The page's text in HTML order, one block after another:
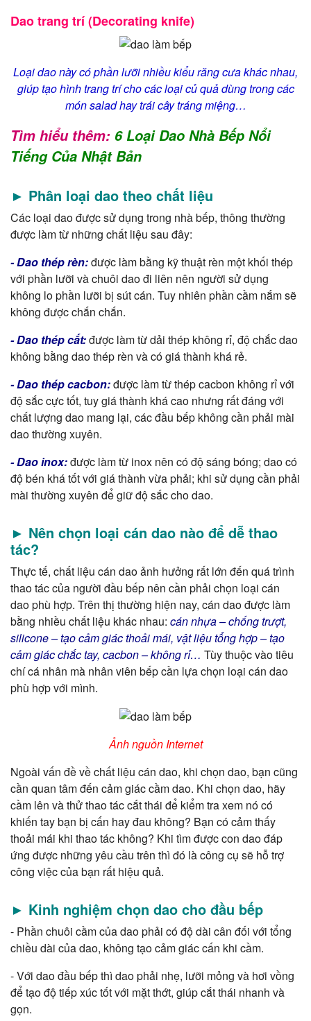
Dao trang trí (Decorating knife)
Loại dao này có phần lưỡi nhiều kiểu răng cưa khác nhau,
giúp tạo hình trang trí cho các loại củ quả dùng trong các
món salad hay trái cây tráng miệng…
Tìm hiểu thêm: 6 Loại Dao Nhà Bếp Nổi
Tiếng Của Nhật Bản
► Phân loại dao theo chất liệu
Các loại dao được sử dụng trong nhà bếp, thông thường
được làm từ những chất liệu sau đây:
- Dao thép rèn:được làm bằng kỹ thuật rèn một khối thép
với phần lưỡi và chuôi dao đi liên nên người sử dụng
không lo phần lưỡi bị sút cán. Tuy nhiên phần cầm nắm sẽ
không được chắn chắn.
- Dao thép cắt:được làm từ dải thép không rỉ, độ chắc dao
không bằng dao thép rèn và có giá thành khá rẻ.
- Dao thép cacbon:được làm từ thép cacbon không rỉ với
độ sắc cực tốt, tuy giá thành khá cao nhưng rất đáng với
chất lượng dao mang lại, các đầu bếp không cần phải mài
dao thường xuyên.
- Dao inox:được làm từ inox nên có độ sáng bóng; dao có
độ bén khá tốt với giá thành vừa phải; khi sử dụng cần phải
mài thường xuyên để giữ độ sắc cho dao.
► Nên chọn loại cán dao nào để dễ thao
tác?
Thực tế, chất liệu cán dao ảnh hưởng rất lớn đến quá trình
thao tác của người đầu bếp nên cần phải chọn loại cán
dao phù hợp. Trên thị thường hiện nay, cán dao được làm
bằng nhiều chất liệu khác nhau: cán nhựa – chống trượt,
silicone – tạo cảm giác thoải mái, vật liệu tổng hợp – tạo
cảm giác chắc tay, cacbon – không rỉ… Tùy thuộc vào tiêu
chí cá nhân mà nhân viên bếp cần lựa chọn loại cán dao
phù hợp với mình.
Ảnh nguồn Internet
Ngoài vấn đề về chất liệu cán dao, khi chọn dao, bạn cũng
cần quan tâm đến cảm giác cầm dao. Khi chọn dao, hãy
cầm lên và thử thao tác cắt thái để kiểm tra xem nó có
khiến tay bạn bị cấn hay đau không? Bạn có cảm thấy
thoải mái khi thao tác không? Khi tìm được con dao đáp
ứng được những yêu cầu trên thì đó là công cụ sẽ hỗ trợ
công việc của bạn rất hiệu quả.
► Kinh nghiệm chọn dao cho đầu bếp
- Phần chuôi cầm của dao phải có độ dài cân đối với tổng
chiều dài của dao, không tạo cảm giác cấn khi cầm.
- Với dao đầu bếp thì dao phải nhẹ, lưỡi mỏng và hơi vồng
để tạo độ tiếp xúc tốt với mặt thớt, giúp cắt thái nhanh và
gọn.